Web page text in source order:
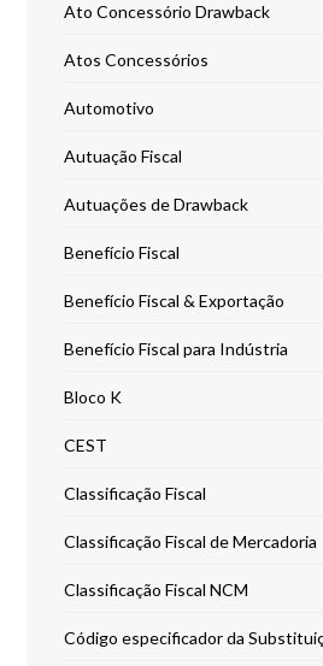
Ato Concessório Drawback
Atos Concessórios
Automotivo
Autuação Fiscal
Autuações de Drawback
Benefício Fiscal
Benefício Fiscal & Exportação
Benefício Fiscal para Indústria
Bloco K
CEST
Classificação Fiscal
Classificação Fiscal de Mercadoria
Classificação Fiscal NCM
Código especificador da